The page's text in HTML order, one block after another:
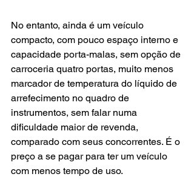
No entanto, ainda é um veículo
compacto, com pouco espaço interno e
capacidade porta-malas, sem opção de
carroceria quatro portas, muito menos
marcador de temperatura do líquido de
arrefecimento no quadro de
instrumentos, sem falar numa
dificuldade maior de revenda,
comparado com seus concorrentes. É o
preço a se pagar para ter um veículo
com menos tempo de uso.